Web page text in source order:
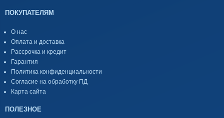
ПОКУПАТЕЛЯМ
О нас
Оплата и доставка
Рассрочка и кредит
Гарантия
Политика конфиденциальности
Согласие на обработку ПД
Карта сайта
ПОЛЕЗНОЕ